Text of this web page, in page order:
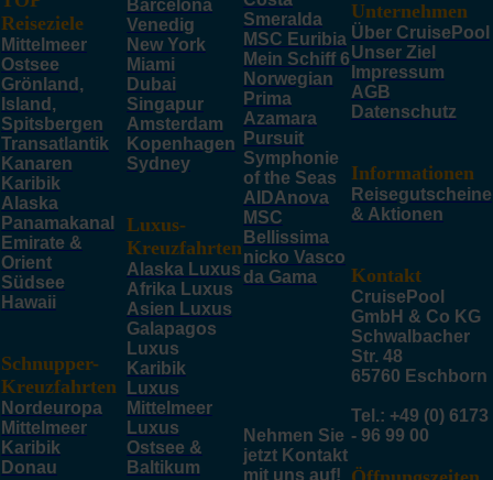
Reiseziele
Mittelmeer
Ostsee
Grönland,
Island,
Spitsbergen
Transatlantik
Kanaren
Karibik
Alaska
Panamakanal
Emirate &
Orient
Südsee
Hawaii
Schnupper-
Kreuzfahrten
Nordeuropa
Mittelmeer
Karibik
Donau
Barcelona
Venedig
New York
Miami
Dubai
Singapur
Amsterdam
Kopenhagen
Sydney
Luxus-
Kreuzfahrten
Alaska Luxus
Afrika Luxus
Asien Luxus
Galapagos
Luxus
Karibik
Luxus
Mittelmeer
Luxus
Ostsee &
Baltikum
Smeralda
MSC Euribia
Mein Schiff 6
Norwegian
Prima
Azamara
Pursuit
Symphonie
of the Seas
AIDAnova
MSC
Bellissima
nicko Vasco
da Gama
Nehmen Sie
jetzt Kontakt
mit uns auf!
Unternehmen
Über CruisePool
Unser Ziel
Impressum
AGB
Datenschutz
Informationen
Reisegutscheine
& Aktionen
Kontakt
CruisePool
GmbH & Co KG
Schwalbacher
Str. 48
65760 Eschborn
Tel.: +49 (0) 6173
- 96 99 00